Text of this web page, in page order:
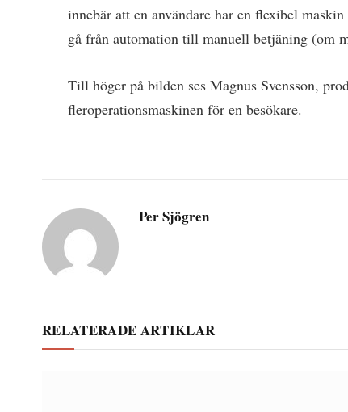
innebär att en användare har en flexibel
gå från automation till manuell betjäning (om
Till höger på bilden ses Magnus Svensson,
fleroperationsmaskinen för en besökare.
Per Sjögren
RELATERADE ARTIKLAR